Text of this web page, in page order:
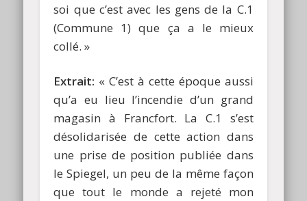
soi que c’est avec les gens de la C.1
(Commune 1) que ça a le mieux
collé. »
Extrait: « C’est à cette époque aussi
qu’a eu lieu l’incendie d’un grand
magasin à Francfort. La C.1 s’est
désolidarisée de cette action dans
une prise de position publiée dans
le Spiegel, un peu de la même façon
que tout le monde a rejeté mon